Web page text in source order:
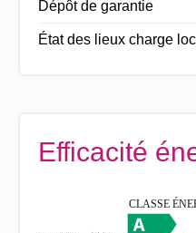
Dépôt de garantie
État des lieux charge
Efficacité